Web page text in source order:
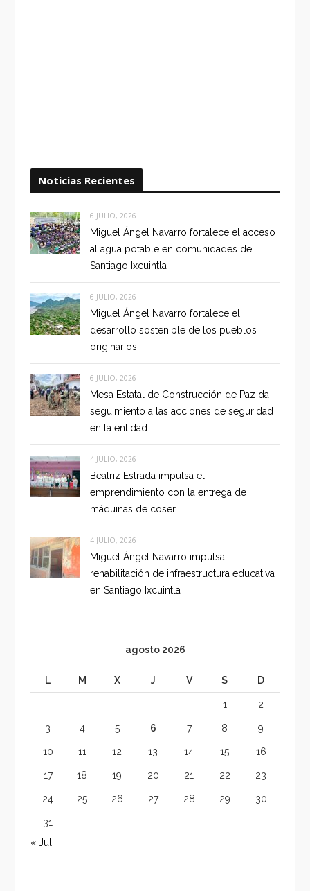
Noticias Recientes
6 JULIO, 2026
Miguel Ángel Navarro fortalece el acceso
al agua potable en comunidades de
Santiago Ixcuintla
6 JULIO, 2026
Miguel Ángel Navarro fortalece el
desarrollo sostenible de los pueblos
originarios
6 JULIO, 2026
Mesa Estatal de Construcción de Paz da
seguimiento a las acciones de seguridad
en la entidad
4 JULIO, 2026
Beatriz Estrada impulsa el
emprendimiento con la entrega de
máquinas de coser
4 JULIO, 2026
Miguel Ángel Navarro impulsa
rehabilitación de infraestructura educativa
en Santiago Ixcuintla
agosto 2026
L M X J V S D
1 2
3 4 5 6 7 8 9
10 11 12 13 14 15 16
17 18 19 20 21 22 23
24 25 26 27 28 29 30
31
« Jul